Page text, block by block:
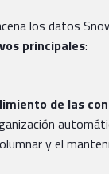
los datos
principales:
de las
y el